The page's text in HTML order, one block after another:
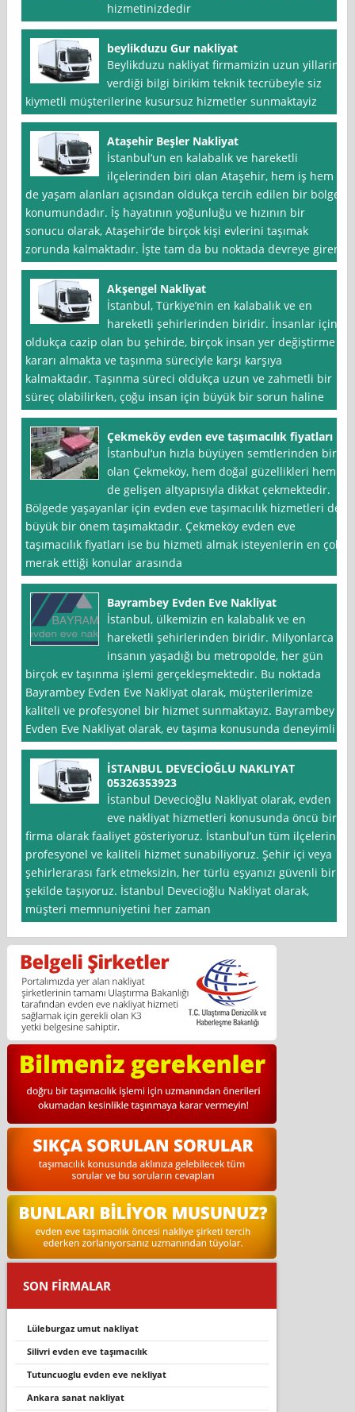
hizmetinizdedir
beylikduzu Gur nakliyat
Beylikduzu nakliyat firmamizin uzun yillarin
verdiği bilgi birikim teknik tecrübeyle siz
kiymetli müşterilerine kusursuz hizmetler sunmaktayiz
Ataşehir Beşler Nakliyat
İstanbul‘un en kalabalık ve hareketli
ilçelerinden biri olan Ataşehir, hem iş hem
de yaşam alanları açısından oldukça tercih edilen bir bölge
konumundadır. İş hayatının yoğunluğu ve hızının bir
sonucu olarak, Ataşehir’de birçok kişi evlerini taşımak
zorunda kalmaktadır. İşte tam da bu noktada devreye giren
Akşengel Nakliyat
İstanbul, Türkiye’nin en kalabalık ve en
hareketli şehirlerinden biridir. İnsanlar için
oldukça cazip olan bu şehirde, birçok insan yer değiştirme
kararı almakta ve taşınma süreciyle karşı karşıya
kalmaktadır. Taşınma süreci oldukça uzun ve zahmetli bir
süreç olabilirken, çoğu insan için büyük bir sorun haline
Çekmeköy evden eve taşımacılık fiyatları
İstanbul‘un hızla büyüyen semtlerinden biri
olan Çekmeköy, hem doğal güzellikleri hem
de gelişen altyapısıyla dikkat çekmektedir.
Bölgede yaşayanlar için evden eve taşımacılık hizmetleri de
büyük bir önem taşımaktadır. Çekmeköy evden eve
taşımacılık fiyatları ise bu hizmeti almak isteyenlerin en çok
merak ettiği konular arasında
Bayrambey Evden Eve Nakliyat
İstanbul, ülkemizin en kalabalık ve en
hareketli şehirlerinden biridir. Milyonlarca
insanın yaşadığı bu metropolde, her gün
birçok ev taşınma işlemi gerçekleşmektedir. Bu noktada
Bayrambey Evden Eve Nakliyat olarak, müşterilerimize
kaliteli ve profesyonel bir hizmet sunmaktayız. Bayrambey
Evden Eve Nakliyat olarak, ev taşıma konusunda deneyimli
İSTANBUL DEVECİOĞLU NAKLIYAT
05326353923
İstanbul Devecioğlu Nakliyat olarak, evden
eve nakliyat hizmetleri konusunda öncü bir
firma olarak faaliyet gösteriyoruz. İstanbul’un tüm ilçelerine
profesyonel ve kaliteli hizmet sunabiliyoruz. Şehir içi veya
şehirlerarası fark etmeksizin, her türlü eşyanızı güvenli bir
şekilde taşıyoruz. İstanbul Devecioğlu Nakliyat olarak,
müşteri memnuniyetini her zaman
SON FİRMALAR
lüleburgaz umut nakliyat
silivri evden eve taşımacılık
tutuncuoglu evden eve nekliyat
ankara sanat nakliyat